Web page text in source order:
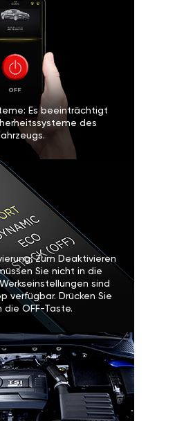
Es beeinträchtigt
des
Zum Deaktivieren
Sie nicht in die
sind
verfügbar. Drücken Sie
die OFF-Taste.